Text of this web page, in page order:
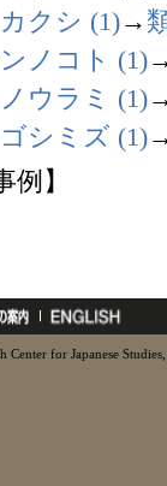
クシ (1)→
ノコト (1)
ウラミ (1)
シミズ (1)
例】
for Japanese